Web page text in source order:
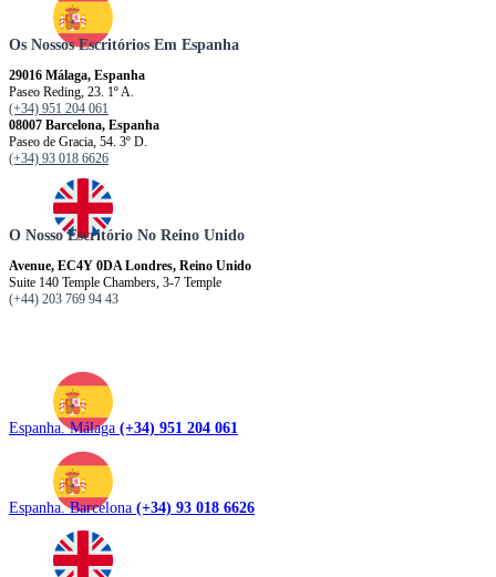
Os Nossos Escritórios Em Espanha
29016 Málaga, Espanha
Paseo Reding, 23. 1º A.
(+34) 951 204 061
08007 Barcelona, ​​​​​Espanha
Paseo de Gracia, 54. 3º D.
(+34) 93 018 6626
O Nosso Escritório No Reino Unido
Avenue, EC4Y 0DA Londres, Reino Unido
Suite 140 Temple Chambers, 3-7 Temple
(+44) 203 769 94 43
Espanha. Málaga (+34) 951 204 061
Espanha. Barcelona (+34) 93 018 6626